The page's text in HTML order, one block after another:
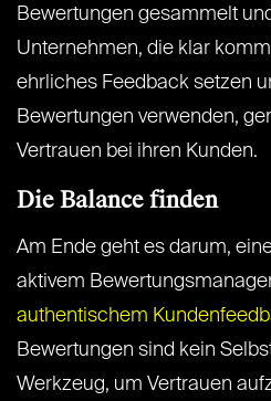
Bewertungen gesammelt
Unternehmen, die klar
ehrliches Feedback setzen
Bewertungen verwenden,
Vertrauen bei ihren Kunden.
Die Balance finden
Am Ende geht es darum,
aktivem
authentischem
Bewertungen sind kein
Werkzeug, um Vertrauen